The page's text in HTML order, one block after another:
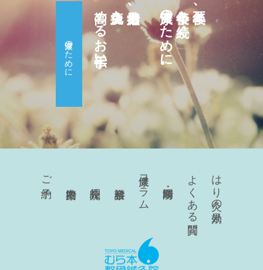
五年後、
十年後も続く
健康のために。
自然治癒力、
免疫力を
高めるお手伝い。
健康のために
はり灸の効果
よくある質問
健康コラム
ご予約